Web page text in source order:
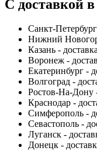
С доставкой
Санкт-
Нижний
Казань -
Воронеж -
Екатеринбург -
Волгоград -
Ростов-На-Дону
Краснодар -
Симферополь -
Севастополь -
Луганск -
Донецк -